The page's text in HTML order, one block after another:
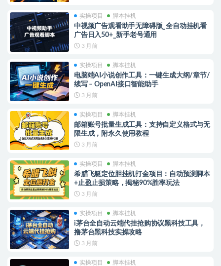
实操项目 脚本挂机
中视频广告观看助手无障碍版_全自动挂机看
广告日入50+_新手老号通用
3 月前
实操项目 脚本挂机
电脑端AI小说创作工具：一键生成大纲/章节/
续写 – OpenAI接口智能助手
3 月前
实操项目 脚本挂机
邮箱账号批量生成工具：支持自定义格式与无
限生成，附永久使用教程
3 月前
实操项目 脚本挂机
希腊飞艇定位胆挂机打金项目：自动预测脚本
+止盈止损策略，揭秘90%胜率玩法
3 月前
实操项目 脚本挂机
i茅台全自动云端代挂抢购协议黑科技工具，
撸茅台黑科技实操攻略
3 月前
实操项目 脚本挂机